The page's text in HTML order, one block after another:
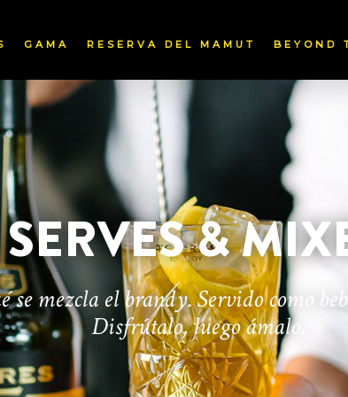
GAMA RESERVA DEL MAMUT BEYOND
SERVES &
se mezcla el brandy. Servido como
Disfrútalo, luego ámalo.